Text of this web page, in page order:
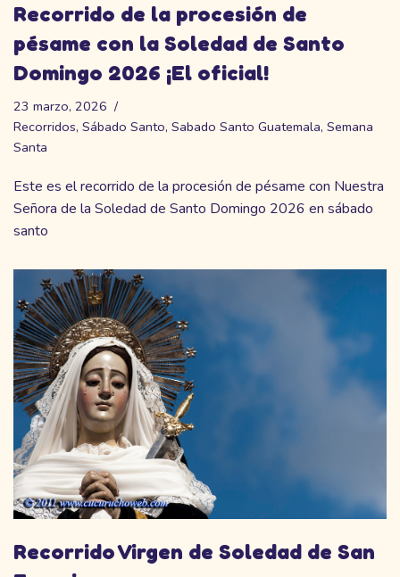
Recorrido de la procesión de
pésame con la Soledad de Santo
Domingo 2026 ¡El oficial!
23 marzo, 2026
Recorridos, Sábado Santo, Sabado Santo Guatemala, Semana
Santa
Este es el recorrido de la procesión de pésame con Nuestra
Señora de la Soledad de Santo Domingo 2026 en sábado
santo
Recorrido Virgen de Soledad de San